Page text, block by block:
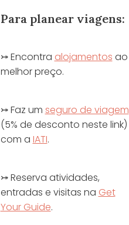
Para planear viagens:
⤖ Encontra alojamentos ao
melhor preço.
⤖ Faz um seguro de viagem
(5% de desconto neste link)
com a IATI.
⤖ Reserva atividades,
entradas e visitas na Get
Your Guide.